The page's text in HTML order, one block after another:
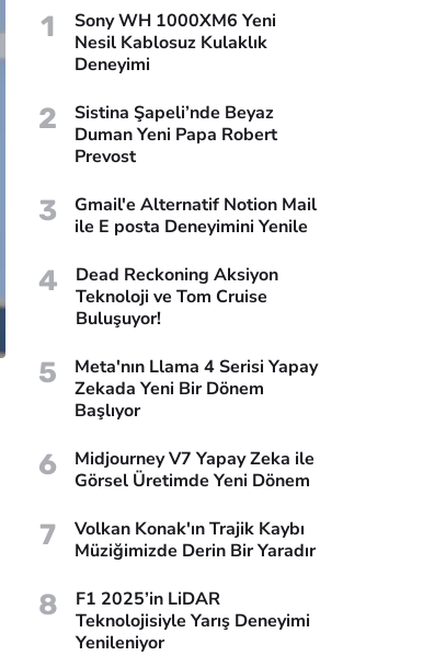
1
Sony WH 1000XM6 Yeni
Nesil Kablosuz Kulaklık
Deneyimi
2
Sistina Şapeli’nde Beyaz
Duman Yeni Papa Robert
Prevost
3
Gmail'e Alternatif Notion Mail
ile E posta Deneyimini Yenile
4
Dead Reckoning Aksiyon
Teknoloji ve Tom Cruise
Buluşuyor!
5
Meta'nın Llama 4 Serisi Yapay
Zekada Yeni Bir Dönem
Başlıyor
6
Midjourney V7 Yapay Zeka ile
Görsel Üretimde Yeni Dönem
7
Volkan Konak'ın Trajik Kaybı
Müziğimizde Derin Bir Yaradır
8
F1 2025’in LiDAR
Teknolojisiyle Yarış Deneyimi
Yenileniyor